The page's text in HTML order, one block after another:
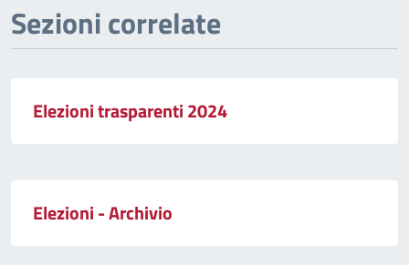
Sezioni correlate
Elezioni trasparenti 2024
Elezioni - Archivio